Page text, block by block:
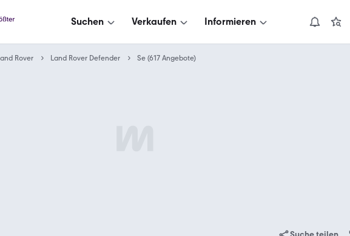
Suchen Verkaufen Informieren
Rover Land Rover Defender Se (617 Angebote)